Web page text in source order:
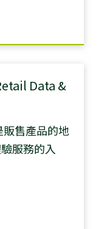
Data &
販售產品的地
服務的入